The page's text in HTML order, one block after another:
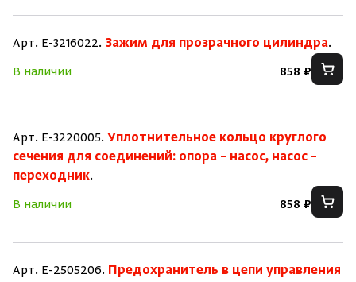
Арт. E-3216022. Зажим для прозрачного цилиндра.
В наличии
858 ₽
Арт. E-3220005. Уплотнительное кольцо круглого
сечения для соединений: опора – насос, насос –
переходник.
В наличии
858 ₽
Арт. E-2505206. Предохранитель в цепи управления